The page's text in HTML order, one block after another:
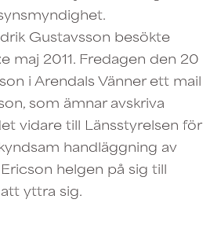
Gustavsson besökte
maj 2011. Fredagen den 20
i Arendals Vänner ett mail
som ämnar avskriva
vidare till Länsstyrelsen för
handläggning av
helgen på sig till
yttra sig.